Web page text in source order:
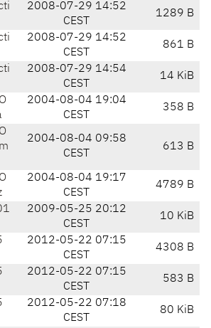
2008-07-29 14:52
CEST
1289 B
2008-07-29 14:52
CEST
861 B
2008-07-29 14:54
CEST
14 KiB
2004-08-04 19:04
CEST
358 B
2004-08-04 09:58
CEST
613 B
2004-08-04 19:17
CEST
4789 B
2009-05-25 20:12
CEST
10 KiB
2012-05-22 07:15
CEST
4308 B
2012-05-22 07:15
CEST
583 B
2012-05-22 07:18
CEST
80 KiB